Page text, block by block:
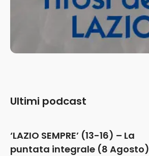
Ultimi podcast
‘LAZIO SEMPRE’ (13-16) – La
puntata integrale (8 Agosto)